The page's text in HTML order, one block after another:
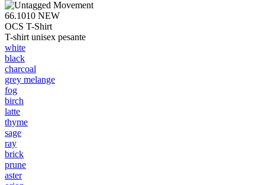
66.1010 NEW
OCS T-Shirt
T-shirt unisex pesante
white
black
charcoal
grey melange
fog
birch
latte
thyme
sage
ray
brick
prune
aster